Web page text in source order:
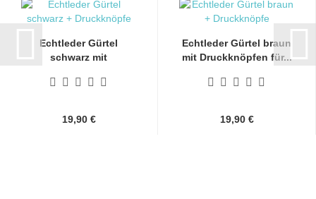
Echtleder Gürtel
schwarz mit
19,90 €
Echtleder Gürtel braun
mit Druckknöpfen für...
19,90 €